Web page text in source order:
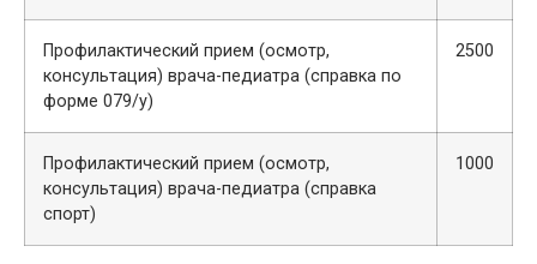
Профилактический прием (осмотр,
консультация) врача-педиатра (справка по
форме 079/у)
2500
Профилактический прием (осмотр,
консультация) врача-педиатра (справка
спорт)
1000